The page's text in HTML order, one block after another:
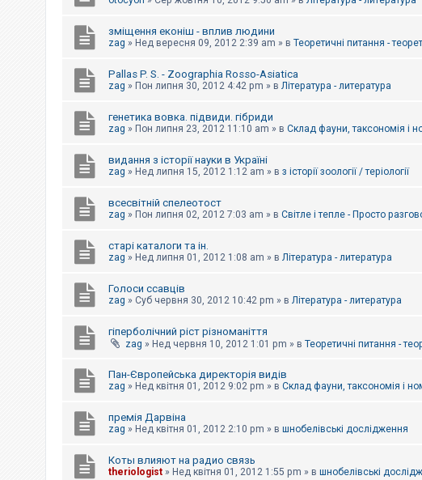
зміщення еконіш - вплив людини
zag » Нед вересня 09, 2012 2:39 am » в Теоретичні питання -
Pallas P. S. - Zoographia Rosso-Asiatica
zag » Пон липня 30, 2012 4:42 pm » в Література - литература
генетика вовка. підвиди. гібриди
zag » Пон липня 23, 2012 11:10 am » в Склад фауни, таксономія і
видання з історії науки в Україні
zag » Нед липня 15, 2012 1:12 am » в з історії зоології / теріології
всесвітній спелеотост
zag » Пон липня 02, 2012 7:03 am » в Світле і тепле - Просто
старі каталоги та ін.
zag » Нед липня 01, 2012 1:08 am » в Література - литература
Голоси ссавців
zag » Суб червня 30, 2012 10:42 pm » в Література - литература
гіперболічний ріст різноманіття
zag » Нед червня 10, 2012 1:01 pm » в Теоретичні питання -
Пан-Європейська директорія видів
zag » Нед квітня 01, 2012 9:02 pm » в Склад фауни, таксономія і
премія Дарвіна
zag » Нед квітня 01, 2012 2:10 pm » в шнобелівські дослідження
Коты влияют на радио связь
theriologist » Нед квітня 01, 2012 1:55 pm » в шнобелівські